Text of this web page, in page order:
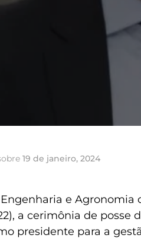
19 de janeiro, 2024
e Agronomia
a cerimônia de posse
presidente para a